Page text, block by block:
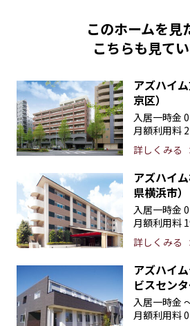
このホームを見
こちらも見て
アズハイ
京区）
入居一時金
月額利用料
詳しくみる
アズハイ
県横浜市）
入居一時金
月額利用料
詳しくみる
アズハイ
ビスセン
入居一時金
月額利用料